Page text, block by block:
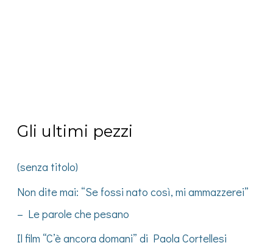
Gli ultimi pezzi
(senza titolo)
Non dite mai: “Se fossi nato così, mi ammazzerei”
– Le parole che pesano
Il film “C’è ancora domani” di Paola Cortellesi